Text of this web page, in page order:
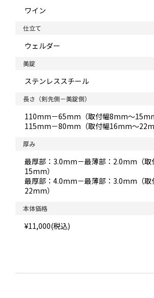
ワイン
仕立て
ウェルダー
美錠
ステンレススチール
長さ（剣先側－美錠側）
110mm－65mm（取付幅8mm～15mm
115mm－80mm（取付幅16mm～
厚み
最厚部：3.0mm－最薄部：2.0mm（
15mm）
最厚部：4.0mm－最薄部：3.0mm（
22mm）
本体価格
¥11,000(税込)